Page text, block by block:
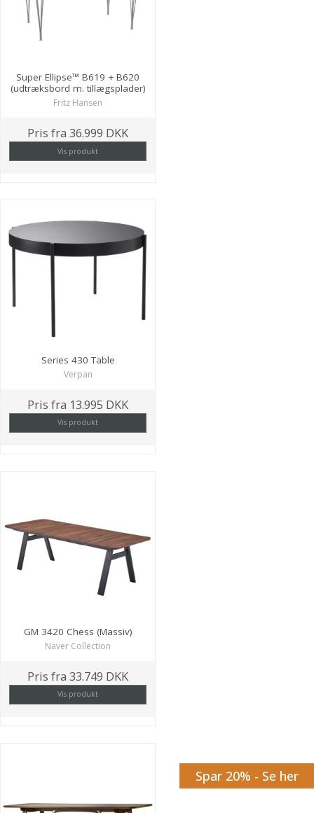
Super Ellipse™ B619 + B620
(udtræksbord m. tillægsplader)
Fritz Hansen
Pris fra 36.999 DKK
Vis produkt
Series 430 Table
Verpan
Pris fra 13.995 DKK
Vis produkt
GM 3420 Chess (Massiv)
Naver Collection
Pris fra 33.749 DKK
Vis produkt
Spar 20% - Se her